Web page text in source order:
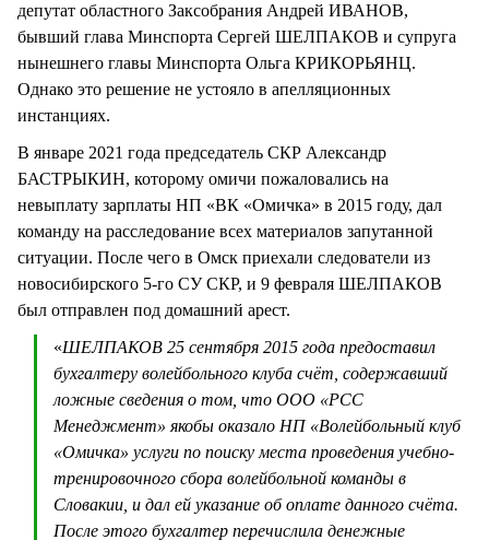
депутат областного Заксобрания Андрей ИВАНОВ,
бывший глава Минспорта Сергей ШЕЛПАКОВ и супруга
нынешнего главы Минспорта Ольга КРИКОРЬЯНЦ.
Однако это решение не устояло в апелляционных
инстанциях.
В январе 2021 года председатель СКР Александр
БАСТРЫКИН, которому омичи пожаловались на
невыплату зарплаты НП «ВК «Омичка» в 2015 году, дал
команду на расследование всех материалов запутанной
ситуации. После чего в Омск приехали следователи из
новосибирского 5-го СУ СКР, и 9 февраля ШЕЛПАКОВ
был отправлен под домашний арест.
«ШЕЛПАКОВ 25 сентября 2015 года предоставил
бухгалтеру волейбольного клуба счёт, содержавший
ложные сведения о том, что ООО «РСС
Менеджмент» якобы оказало НП «Волейбольный клуб
«Омичка» услуги по поиску места проведения учебно-
тренировочного сбора волейбольной команды в
Словакии, и дал ей указание об оплате данного счёта.
После этого бухгалтер перечислила денежные